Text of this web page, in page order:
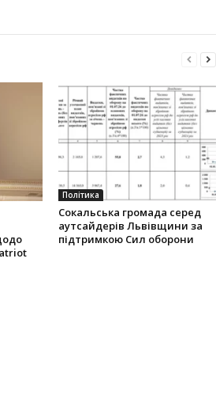
Політика
Сокальська громада серед
аутсайдерів Львівщини за
підтримкою Сил оборони